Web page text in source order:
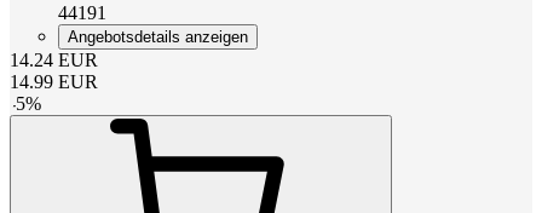
44191
Angebotsdetails anzeigen
14.24 EUR
14.99 EUR
-5%